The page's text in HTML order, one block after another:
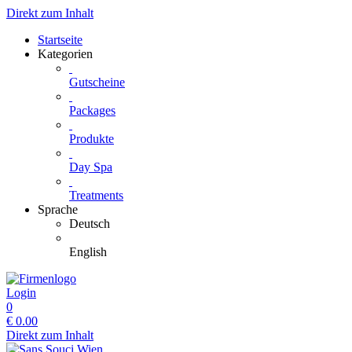
Direkt zum Inhalt
Startseite
Kategorien
Gutscheine
Packages
Produkte
Day Spa
Treatments
Sprache
Deutsch
English
Login
0
€ 0.00
Direkt zum Inhalt